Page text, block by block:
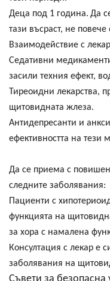
Деца под 1 година. Да
тази въсраст, не
Взаимодействие с
Седативни
засили техния ефект,
Тиреоидни лекарства,
щитовидната жлеза.
Антидепресанти и
ефективността на тези
Да се приема с
следните заболявания:
Пациенти с
функцията на
за хора с намалена
Консултация с лекар е
заболявания на